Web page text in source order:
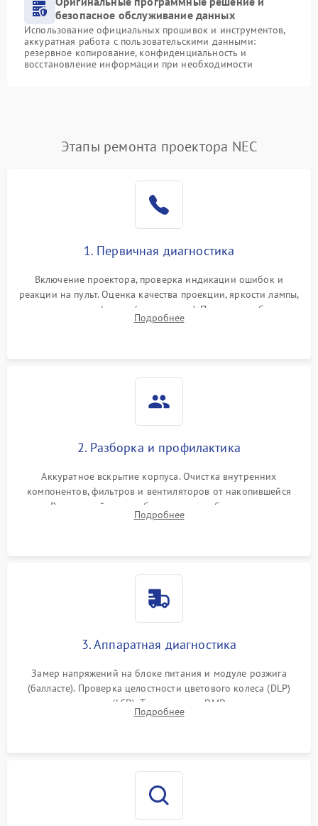
безопасное обслуживание данных
Использование официальных прошивок и инструментов,
аккуратная работа с пользовательскими данными:
резервное копирование, конфиденциальность и
восстановление информации при необходимости
Этапы ремонта проектора NEC
1. Первичная диагностика
Включение проектора, проверка индикации ошибок и
реакции на пульт. Оценка качества проекции, яркости лампы,
наличия артефактов (точки, пятна). Проверка работы
системы охлаждения по уровню шума вентиляторов.
Подробнее
2. Разборка и профилактика
Аккуратное вскрытие корпуса. Очистка внутренних
компонентов, фильтров и вентиляторов от накопившейся
пыли. Визуальный осмотр блока питания, балласта лампы и
материнской платы на наличие прогаров или вздутых
Подробнее
3. Аппаратная диагностика
Замер напряжений на блоке питания и модуле розжига
(балласте). Проверка целостности цветового колеса (DLP)
или поляризаторов (LCD). Тестирование DMD-чипа, датчиков
температуры и оптопар с помощью мультиметра и
Подробнее